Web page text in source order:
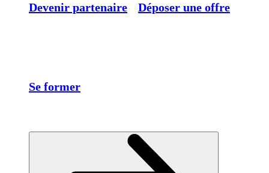
Devenir partenaire Déposer une offre
Se former